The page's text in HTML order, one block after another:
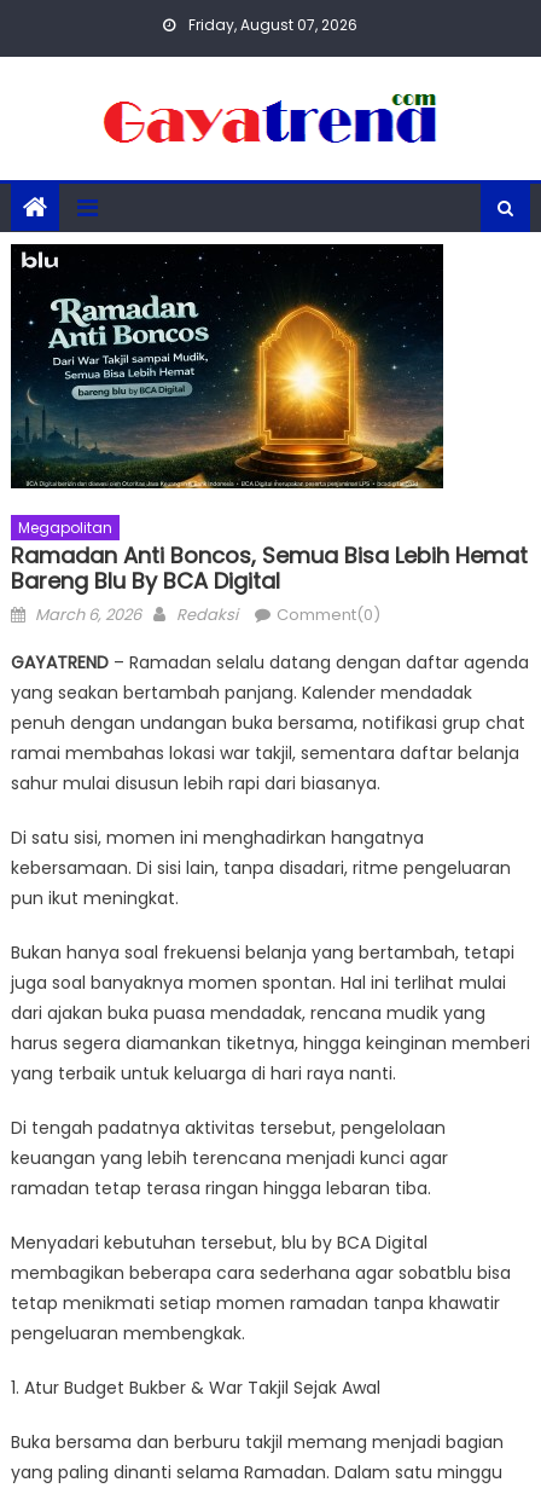
Friday, August 07, 2026
Megapolitan
Ramadan Anti Boncos, Semua Bisa Lebih Hemat
Bareng Blu By BCA Digital
Posted
March 6, 2026 Author
Redaksi Comment(0)
GAYATREND– Ramadan selalu datang dengan daftar agenda
yang seakan bertambah panjang. Kalender mendadak
penuh dengan undangan buka bersama, notifikasi grup chat
ramai membahas lokasi war takjil, sementara daftar belanja
sahur mulai disusun lebih rapi dari biasanya.
Di satu sisi, momen ini menghadirkan hangatnya
kebersamaan. Di sisi lain, tanpa disadari, ritme pengeluaran
pun ikut meningkat.
Bukan hanya soal frekuensi belanja yang bertambah, tetapi
juga soal banyaknya momen spontan. Hal ini terlihat mulai
dari ajakan buka puasa mendadak, rencana mudik yang
harus segera diamankan tiketnya, hingga keinginan memberi
yang terbaik untuk keluarga di hari raya nanti.
Di tengah padatnya aktivitas tersebut, pengelolaan
keuangan yang lebih terencana menjadi kunci agar
ramadan tetap terasa ringan hingga lebaran tiba.
Menyadari kebutuhan tersebut, blu by BCA Digital
membagikan beberapa cara sederhana agar sobatblu bisa
tetap menikmati setiap momen ramadan tanpa khawatir
pengeluaran membengkak.
1. Atur Budget Bukber & War Takjil Sejak Awal
Buka bersama dan berburu takjil memang menjadi bagian
yang paling dinanti selama Ramadan. Dalam satu minggu